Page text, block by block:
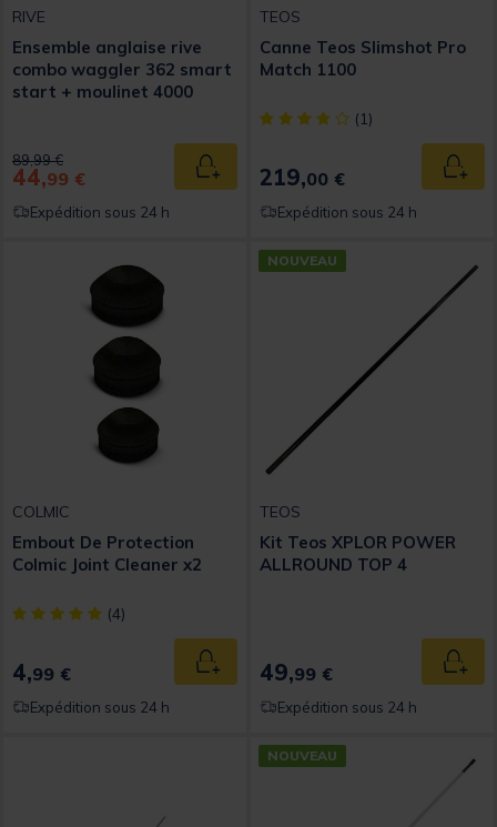
RIVE
Ensemble anglaise rive
combo waggler 362 smart
start + moulinet 4000
Price reduced from
89,99 €to
44,99 € Ajouter au panier
Expédition sous 24 h
TEOS
Canne Teos Slimshot Pro
Match 1100
[object Object] out of 5
(1)
219,00 €
Expédition sous 24 h
COLMIC
Embout De Protection
Colmic Joint Cleaner x2
[object Object] out of 5 Customer Rating
(4)
4,99 € Ajouter au panier
Expédition sous 24 h
NOUVEAU
TEOS
Kit Teos XPLOR POWER
ALLROUND TOP 4
49,99 €
Expédition sous 24 h
NOUVEAU